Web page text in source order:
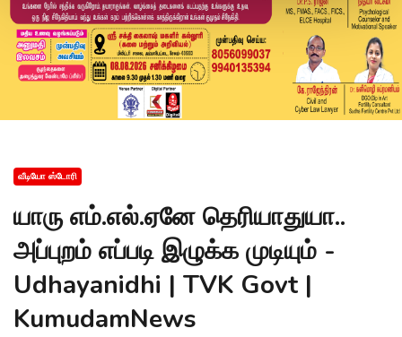
வீடியோ ஸ்டோரி
யாரு எம்.எல்.ஏனே தெரியாதுயா..
அப்புறம் எப்படி இழுக்க முடியும் -
Udhayanidhi | TVK Govt |
KumudamNews